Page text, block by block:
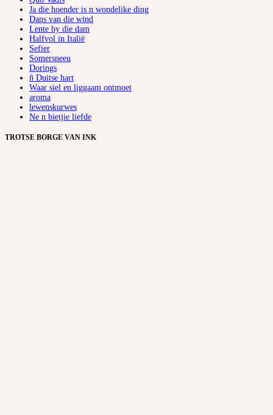
Ja die hoender is n wondelike ding
Dans van die wind
Lente by die dam
Halfvol in Italië
Sefier
Somersneeu
Dorings
ñ Duitse hart
Waar siel en liggaam ontmoet
aroma
lewenskurwes
Ne n bietjie liefde
TROTSE BORGE VAN INK